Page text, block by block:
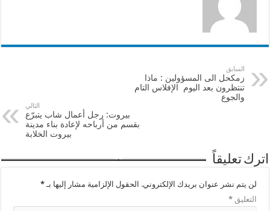
السابق
زمكحل الى المسؤولين : ماذا
تنتظرون بعد اليوم الإفلاس التام
والجوع
التالي
بيروت: رجل أعمال شاب يتبرّع
بقسم من أرباحه لإعادة بناء مدينة
بيروت الخلابة
اترك تعليقاً
لن يتم نشر عنوان بريدك الإلكتروني. الحقول الإلزامية مشار إليها بـ*
التعليق*